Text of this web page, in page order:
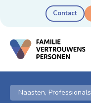
Contact
Naasten, Professionals